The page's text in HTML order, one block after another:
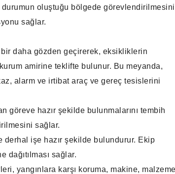
oluştuğu bölgede
sağlar.
bir daha gözden geçirerek, eksikliklerin
amirine teklifte bulunur. Bu meyanda,
alarm ve irtibat araç ve gereç tesislerini
hazır şekilde bulunmalarını tembih
sağlar.
derhal işe hazır şekilde bulundurur. Ekip
dağıtılması sağlar.
yangınlara karşı koruma, makine, malzeme